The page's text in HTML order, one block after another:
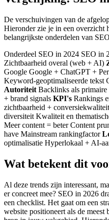
De verschuivingen van de
Hieronder zie je in een overzicht
belangrijkste onderdelen van
Onderdeel SEO in 2024 SEO in
Zichtbaarheid overal (web + AI)
Google Google + ChatGPT +
Keyword-geoptimaliseerde tekst
Autoriteit Backlinks als
+ brand signals KPI's Rankings
zichtbaarheid + conversiekwaliteit
diversiteit Kwaliteit en
Meer content = beter Content
have Mainstream rankingfactor
optimalisatie Hyperlokaal + AI-
Wat betekent dit
Al deze trends zijn interessant,
er concreet mee? SEO in 2026
een checklist. Het gaat om een
website positioneert als de